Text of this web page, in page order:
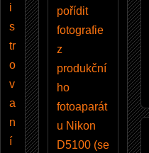
i
s
tr
o
v
a
n
í
pořídit
fotografie
z
produkční
ho
fotoaparát
u Nikon
D5100 (se